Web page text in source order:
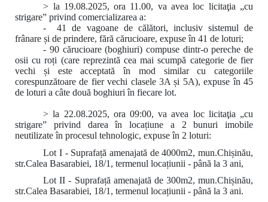
> la 19.08.2025, ora 11.00, va avea loc licitaţia „cu
strigare” privind comercializarea a:
- 41 de vagoane de călători, inclusiv sistemul de
frânare și de prindere, fără cărucioare, expuse în 41 de loturi;
- 90 cărucioare (boghiuri) compuse dintr-o pereche de
osii cu roți (care reprezintă cea mai scumpă categorie de fier
vechi și este acceptată în mod similar cu categoriile
corespunzătoare de fier vechi clasele 3A și 5A), expuse în 45
de loturi a câte două boghiuri în fiecare lot.
> la 22.08.2025, ora 09:00, va avea loc licitaţia „cu
strigare” privind darea în locațiune a 2 bunuri imobile
neutilizate în procesul tehnologic, expuse în 2 loturi:
Lot I - Suprafață amenajată de 4000m2, mun.Chișinău,
str.Calea Basarabiei, 18/1, termenul locațiunii - până la 3 ani,
Lot II - Suprafață amenajată de 300m2, mun.Chișinău,
str.Calea Basarabiei, 18/1, termenul locațiunii - până la 3 ani.